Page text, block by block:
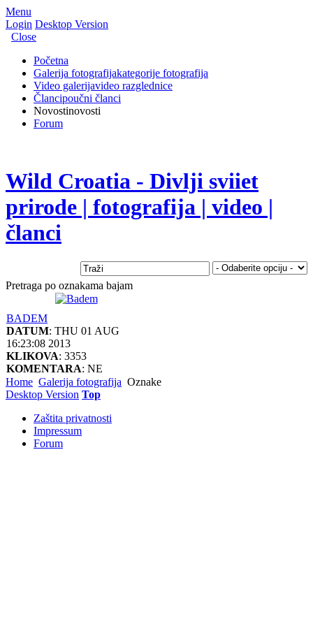
Menu
Login Desktop Version
Close
Početna
Galerija fotografijakategorije fotografija
Video galerijavideo razglednice
Člancipoučni članci
Novostinovosti
Forum
Wild Croatia - Divlji sviiet
prirode | fotografija | video |
članci
Pretraga po oznakama bajam
BADEM
DATUM: THU 01 AUG
16:23:08 2013
KLIKOVA: 3353
KOMENTARA: NE
Home Galerija fotografija Oznake
Desktop Version Top
Zaštita privatnosti
Impressum
Forum